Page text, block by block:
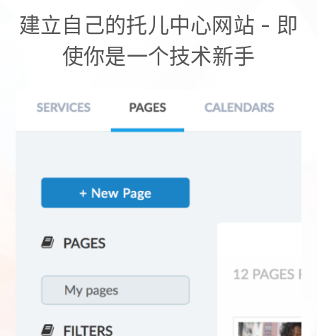
建立自己的托儿中心网站 - 即
使你是一个技术新手